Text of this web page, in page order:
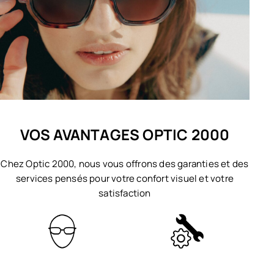
VOS AVANTAGES OPTIC 2000
Chez Optic 2000, nous vous offrons des garanties et des
services pensés pour votre confort visuel et votre
satisfaction